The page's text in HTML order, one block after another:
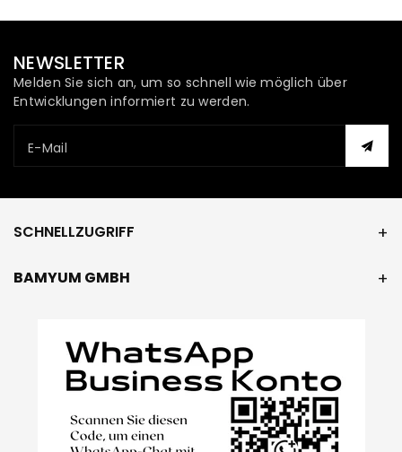
NEWSLETTER
Melden Sie sich an, um so schnell wie möglich über
Entwicklungen informiert zu werden.
E-Mail
SCHNELLZUGRIFF
BAMYUM GMBH